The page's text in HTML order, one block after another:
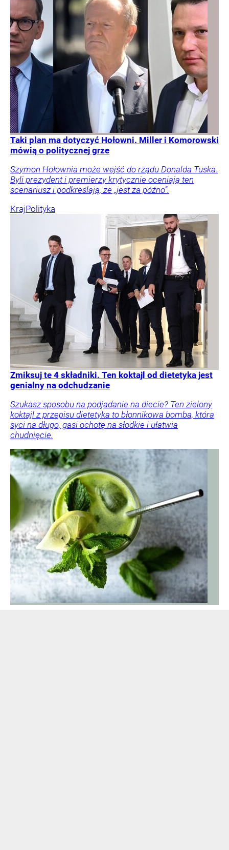
Taki plan ma dotyczyć Hołowni. Miller i Komorowski
mówią o politycznej grze
Szymon Hołownia może wejść do rządu Donalda Tuska.
Byli prezydent i premierzy krytycznie oceniają ten
scenariusz i podkreślają, że „jest za późno”.
KrajPolityka
Zmiksuj te 4 składniki. Ten koktajl od dietetyka jest
genialny na odchudzanie
Szukasz sposobu na podjadanie na diecie? Ten zielony
koktajl z przepisu dietetyka to błonnikowa bomba, która
syci na długo, gasi ochotę na słodkie i ułatwia
chudnięcie.